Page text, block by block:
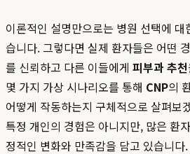
이론적인 설명만으로는 병원 선택에
습니다. 그렇다면 실제 환자들은 어떤
를 신뢰하고 다른 이들에게 피부과 추천
몇 가지 가상 시나리오를 통해 CNP의
어떻게 작동하는지 구체적으로 살펴보
특정 개인의 경험은 아니지만, 많은 환
정적인 변화와 만족감을 담고 있습니다.